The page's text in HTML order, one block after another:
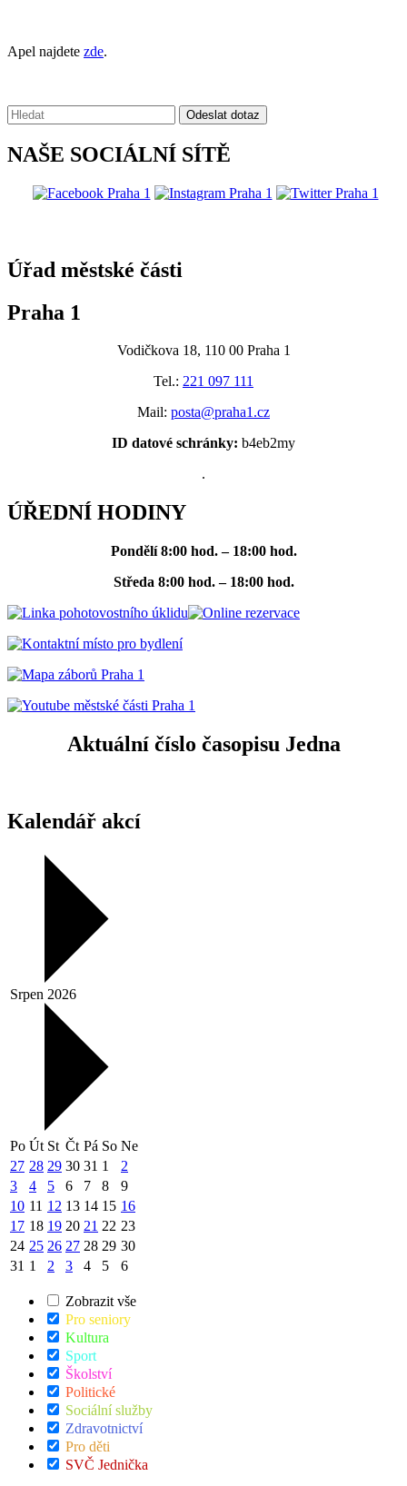
Apel najdete zde.
Vyhledávání: Odeslat dotaz
NAŠE SOCIÁLNÍ SÍTĚ
Úřad městské části
Praha 1
Vodičkova 18, 110 00 Praha 1
Tel.: 221 097 111
Mail: posta@praha1.cz
ID datové schránky: b4eb2my
.
ÚŘEDNÍ HODINY
Pondělí 8:00 hod. – 18:00 hod.
Středa 8:00 hod. – 18:00 hod.
Aktuální číslo časopisu Jedna
Kalendář akcí
Srpen 2026
Po Út St Čt Pá So Ne
27 28 29 30 31 1
2
3
4 5 6 7 8
9
10 11 12 13 14 15 16
17 18 19 20 21 22 23
24 25 26 27 28 29 30
31 1 2 3 4 5 6
Zobrazit vše
Pro seniory
Kultura
Sport
Školství
Politické
Sociální služby
Zdravotnictví
Pro děti
SVČ Jednička